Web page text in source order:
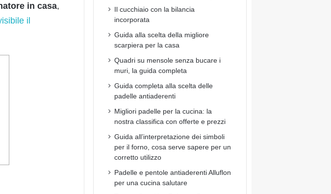
in casa,
il
Il cucchiaio con la bilancia
incorporata
Guida alla scelta della migliore
scarpiera per la casa
Quadri su mensole senza bucare i
muri, la guida completa
Guida completa alla scelta delle
padelle antiaderenti
Migliori padelle per la cucina: la
nostra classifica con offerte e prezzi
Guida all’interpretazione dei simboli
per il forno, cosa serve sapere per un
corretto utilizzo
Padelle e pentole antiaderenti Alluflon
per una cucina salutare